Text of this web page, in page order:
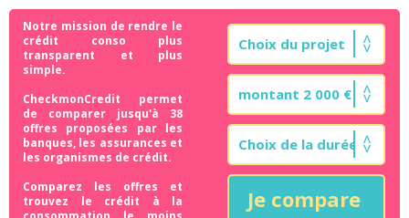
Notre mission de rendre le
crédit conso plus
transparent et plus
simple.
CheckmonCredit permet
de comparer jusqu'à 38
offres proposées par les
banques, les assurances et
les organismes de crédit.
Comparez les offres et
trouvez le crédit à la
Je compare